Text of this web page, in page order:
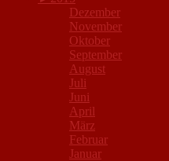
Dezember
November
Oktober
September
August
Juli
Juni
April
März
Februar
Januar